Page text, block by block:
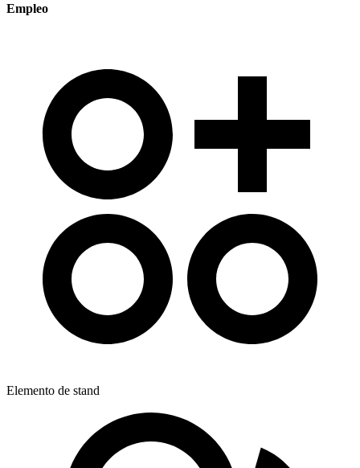
Empleo
Elemento de stand